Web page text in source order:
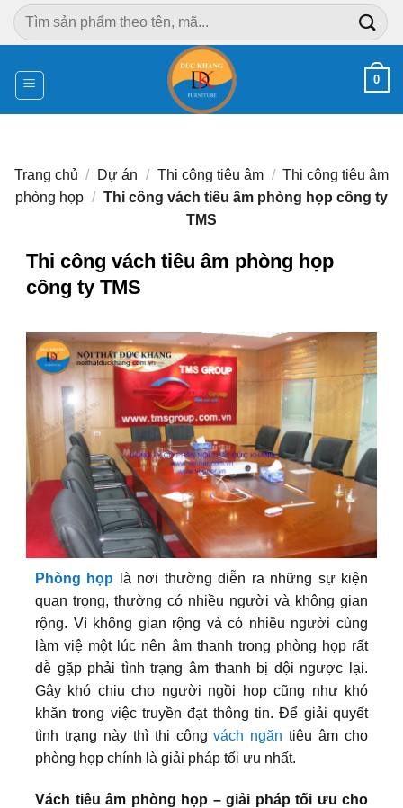
Chuyển
đến
dung
Tìm
kiếm:
0
Trang chủ / Dự án / Thi công tiêu âm / Thi công tiêu âm
phòng họp / Thi công vách tiêu âm phòng họp công ty
TMS
Thi công vách tiêu âm phòng họp
công ty TMS
Phòng họp là nơi thường diễn ra những sự kiện
quan trọng, thường có nhiều người và không gian
rộng. Vì không gian rộng và có nhiều người cùng
làm việ một lúc nên âm thanh trong phòng họp rất
dễ gặp phải tình trạng âm thanh bị dội ngược lại.
Gây khó chịu cho người ngồi họp cũng như khó
khăn trong việc truyền đạt thông tin. Để giải quyết
tình trạng này thì thi côngvách ngăn tiêu âm cho
phòng họp chính là giải pháp tối ưu nhất.
Vách tiêu âm phòng họp – giải pháp tối ưu cho